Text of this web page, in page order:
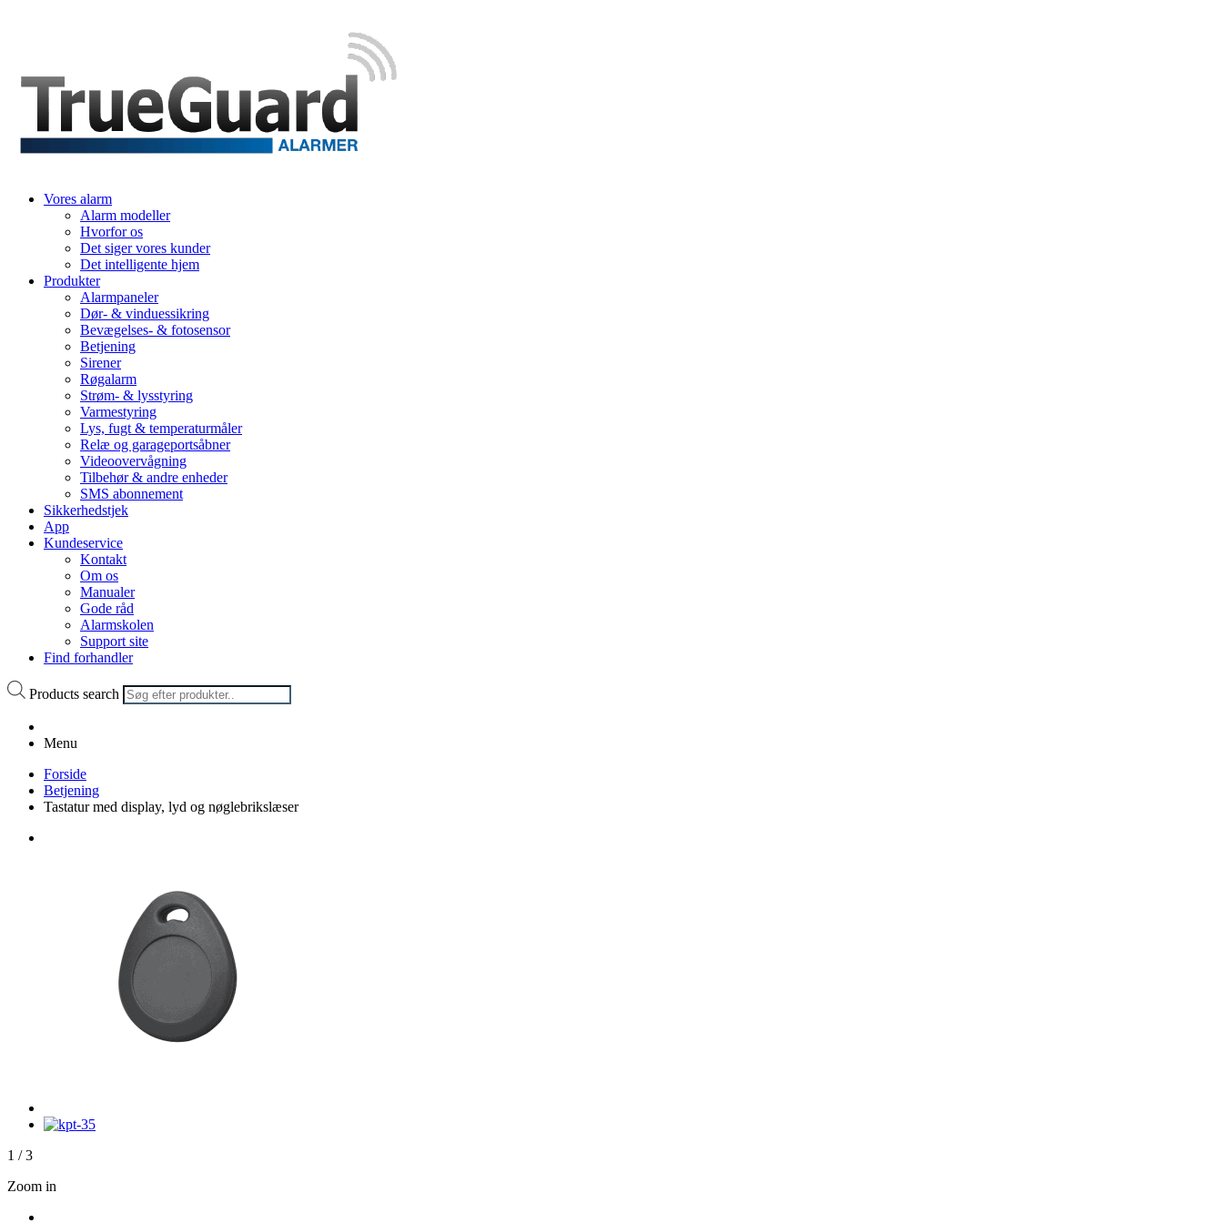
Vores alarm
Alarm modeller
Hvorfor os
Det siger vores kunder
Det intelligente hjem
Produkter
Alarmpaneler
Dør- & vinduessikring
Bevægelses- & fotosensor
Betjening
Sirener
Røgalarm
Strøm- & lysstyring
Varmestyring
Lys, fugt & temperaturmåler
Relæ og garageportsåbner
Videoovervågning
Tilbehør & andre enheder
SMS abonnement
Sikkerhedstjek
App
Kundeservice
Kontakt
Om os
Manualer
Gode råd
Alarmskolen
Support site
Find forhandler
Products search
Menu
Forside
Betjening
Tastatur med display, lyd og nøglebrikslæser
1 /3
Zoom in